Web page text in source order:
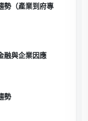
勢（產業到府專
融與企業因應
勢